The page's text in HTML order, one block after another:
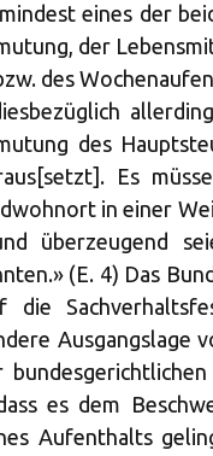
eines der
der
des
des
Es
in einer
überzeugend
(E. 4) Das
die
Ausgangslage
es dem
Aufenthalts